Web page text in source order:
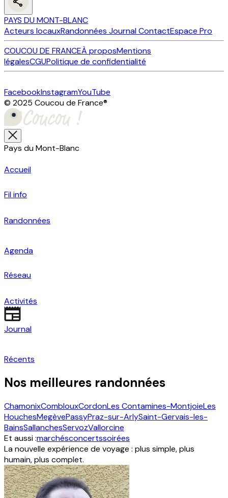
PAYS DU MONT-BLANC
Acteurs locauxRandonnées JournalContactEspace Pro
COUCOU DE FRANCEÀ proposMentions
légalesCGUPolitique de confidentialité
FacebookInstagramYouTube
© 2025 Coucou de France®
Pays du Mont-Blanc
Accueil
Fil info
Randonnées
Agenda
Réseau
Activités
Journal
Récents
Nos meilleures randonnées
ChamonixComblouxCordonLes Contamines-MontjoieLes
HouchesMegèvePassyPraz-sur-ArlySaint-Gervais-les-
BainsSallanchesServozVallorcine
Et aussi :marchésconcertssoirées
La nouvelle expérience de voyage : plus simple, plus
humain, plus complet.